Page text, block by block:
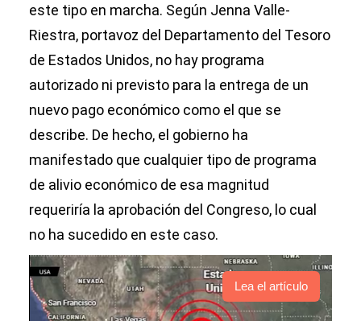
este tipo en marcha. Según Jenna Valle-
Riestra, portavoz del Departamento del Tesoro
de Estados Unidos, no hay programa
autorizado ni previsto para la entrega de un
nuevo pago económico como el que se
describe. De hecho, el gobierno ha
manifestado que cualquier tipo de programa
de alivio económico de esa magnitud
requeriría la aprobación del Congreso, lo cual
no ha sucedido en este caso.
Lea el artículo